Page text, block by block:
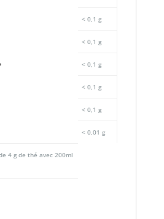
< 0,1 g
< 0,1 g
< 0,1 g
< 0,1 g
< 0,1 g
< 0,01 g
4 g de thé avec 200ml